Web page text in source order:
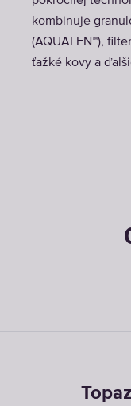
kombinuje
(AQUALEN™),
ťažké kovy a